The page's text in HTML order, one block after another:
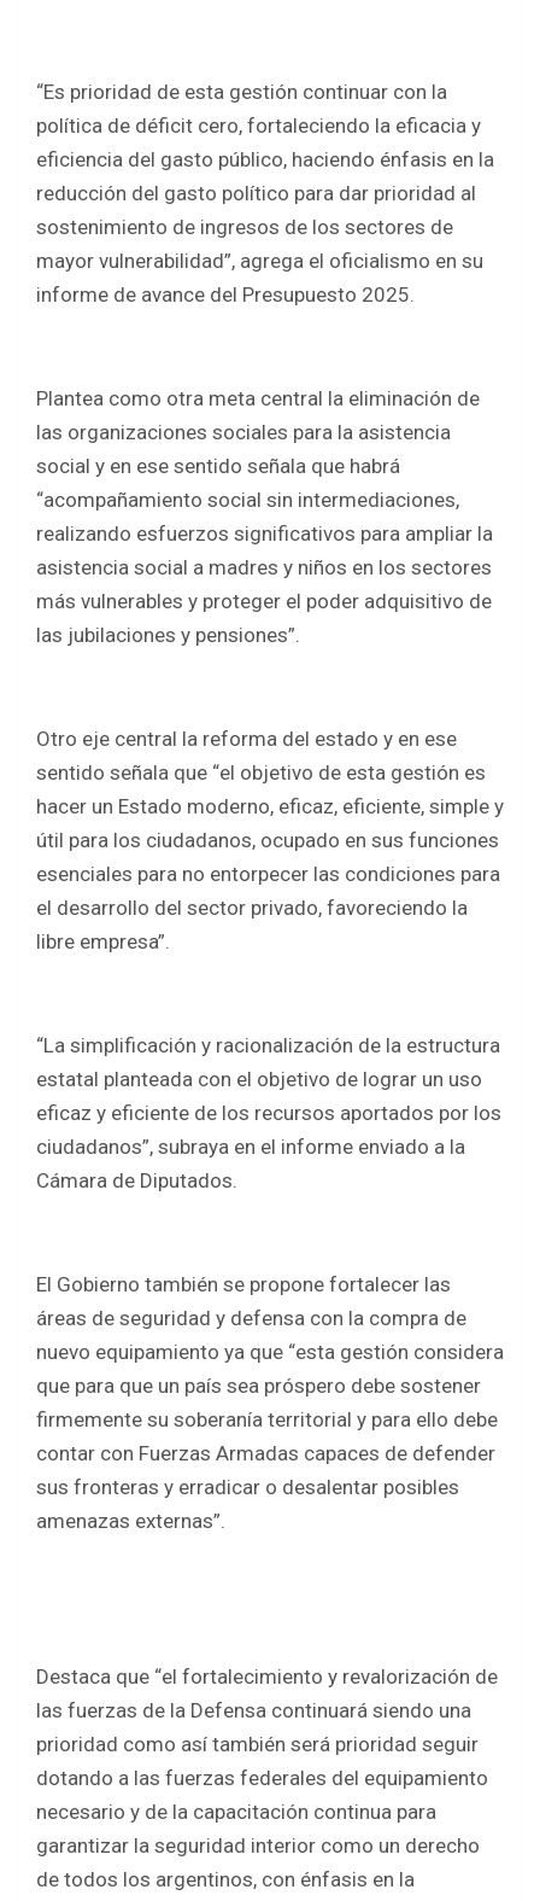
“Es prioridad de esta gestión continuar con la
política de déficit cero, fortaleciendo la eficacia y
eficiencia del gasto público, haciendo énfasis en la
reducción del gasto político para dar prioridad al
sostenimiento de ingresos de los sectores de
mayor vulnerabilidad”, agrega el oficialismo en su
informe de avance del Presupuesto 2025.
Plantea como otra meta central la eliminación de
las organizaciones sociales para la asistencia
social y en ese sentido señala que habrá
“acompañamiento social sin intermediaciones,
realizando esfuerzos significativos para ampliar la
asistencia social a madres y niños en los sectores
más vulnerables y proteger el poder adquisitivo de
las jubilaciones y pensiones”.
Otro eje central la reforma del estado y en ese
sentido señala que “el objetivo de esta gestión es
hacer un Estado moderno, eficaz, eficiente, simple y
útil para los ciudadanos, ocupado en sus funciones
esenciales para no entorpecer las condiciones para
el desarrollo del sector privado, favoreciendo la
libre empresa”.
“La simplificación y racionalización de la estructura
estatal planteada con el objetivo de lograr un uso
eficaz y eficiente de los recursos aportados por los
ciudadanos”, subraya en el informe enviado a la
Cámara de Diputados.
El Gobierno también se propone fortalecer las
áreas de seguridad y defensa con la compra de
nuevo equipamiento ya que “esta gestión considera
que para que un país sea próspero debe sostener
firmemente su soberanía territorial y para ello debe
contar con Fuerzas Armadas capaces de defender
sus fronteras y erradicar o desalentar posibles
amenazas externas”.
Destaca que “el fortalecimiento y revalorización de
las fuerzas de la Defensa continuará siendo una
prioridad como así también será prioridad seguir
dotando a las fuerzas federales del equipamiento
necesario y de la capacitación continua para
garantizar la seguridad interior como un derecho
de todos los argentinos, con énfasis en la